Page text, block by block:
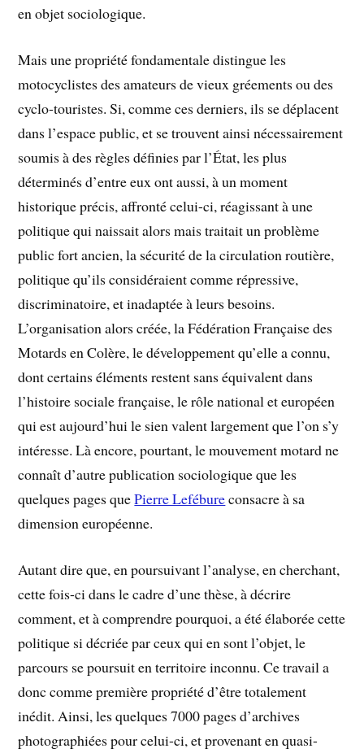
en objet sociologique.
Mais une propriété fondamentale distingue les
motocyclistes des amateurs de vieux gréements ou des
cyclo-touristes. Si, comme ces derniers, ils se déplacent
dans l’espace public, et se trouvent ainsi nécessairement
soumis à des règles définies par l’État, les plus
déterminés d’entre eux ont aussi, à un moment
historique précis, affronté celui-ci, réagissant à une
politique qui naissait alors mais traitait un problème
public fort ancien, la sécurité de la circulation routière,
politique qu’ils considéraient comme répressive,
discriminatoire, et inadaptée à leurs besoins.
L’organisation alors créée, la Fédération Française des
Motards en Colère, le développement qu’elle a connu,
dont certains éléments restent sans équivalent dans
l’histoire sociale française, le rôle national et européen
qui est aujourd’hui le sien valent largement que l’on s’y
intéresse. Là encore, pourtant, le mouvement motard ne
connaît d’autre publication sociologique que les
quelques pages quePierre Lefébureconsacre à sa
dimension européenne.
Autant dire que, en poursuivant l’analyse, en cherchant,
cette fois-ci dans le cadre d’une thèse, à décrire
comment, et à comprendre pourquoi, a été élaborée cette
politique si décriée par ceux qui en sont l’objet, le
parcours se poursuit en territoire inconnu. Ce travail a
donc comme première propriété d’être totalement
inédit. Ainsi, les quelques 7000 pages d’archives
photographiées pour celui-ci, et provenant en quasi-